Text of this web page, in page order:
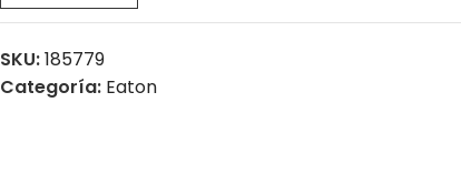
SKU:185779
Categoría: Eaton